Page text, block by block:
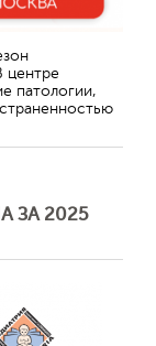
центре
патологии,
ЗА 2025